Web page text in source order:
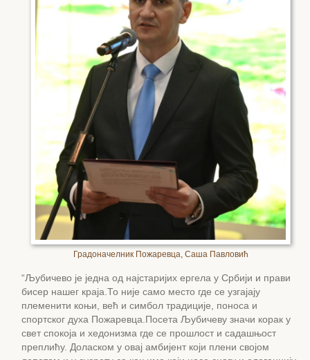
Градоначелник Пожаревца, Саша Павловић
“Љубичево је једна од најстаријих ергела у Србији и прави
бисер нашег краја.То није само место где се узгајају
племенити коњи, већ и симбол традиције, поноса и
спортског духа Пожаревца.Посета Љубичеву значи корак у
свет спокоја и хедонизма где се прошлост и садашњост
преплићу. Доласком у овај амбијент који плени својом